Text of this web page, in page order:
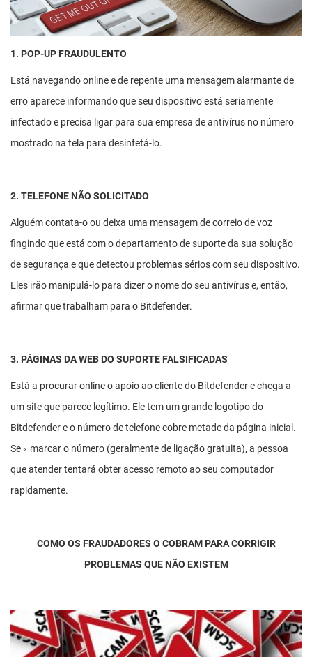
1. POP-UP FRAUDULENTO
Está navegando online e de repente uma mensagem alarmante de
erro aparece informando que seu dispositivo está seriamente
infectado e precisa ligar para sua empresa de antivírus no número
mostrado na tela para desinfetá-lo.
2. TELEFONE NÃO SOLICITADO
Alguém contata-o ou deixa uma mensagem de correio de voz
fingindo que está com o departamento de suporte da sua solução
de segurança e que detectou problemas sérios com seu dispositivo.
Eles irão manipulá-lo para dizer o nome do seu antivírus e, então,
afirmar que trabalham para o Bitdefender.
3. PÁGINAS DA WEB DO SUPORTE FALSIFICADAS
Está a procurar online o apoio ao cliente do Bitdefender e chega a
um site que parece legítimo. Ele tem um grande logotipo do
Bitdefender e o número de telefone cobre metade da página inicial.
Se « marcar o número (geralmente de ligação gratuita), a pessoa
que atender tentará obter acesso remoto ao seu computador
rapidamente.
COMO OS FRAUDADORES O COBRAM PARA CORRIGIR
PROBLEMAS QUE NÃO EXISTEM